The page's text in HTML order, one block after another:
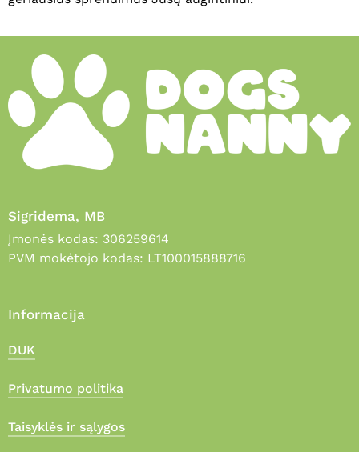
Sigridema, MB
Įmonės kodas: 306259614
PVM mokėtojo kodas: LT100015888716
Informacija
DUK
Privatumo politika
Taisyklės ir sąlygos